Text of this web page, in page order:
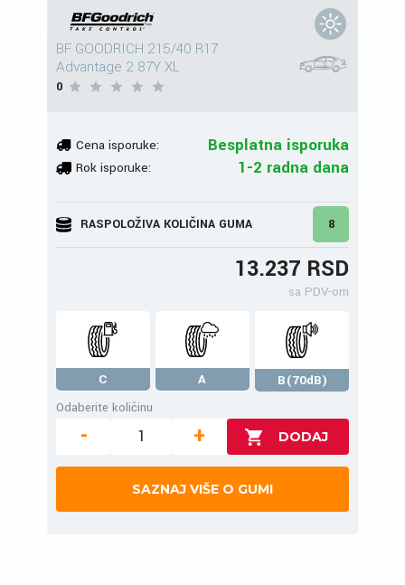
BF GOODRICH 215/40 R17
Advantage 2 87Y XL
0
Cena isporuke: Besplatna isporuka
Rok isporuke: 1-2 radna dana
RASPOLOŽIVA KOLIČINA GUMA 8
13.237 RSD
sa PDV-om
C A
B(70dB)
Odaberite količinu
- +
SAZNAJ VIŠE O GUMI